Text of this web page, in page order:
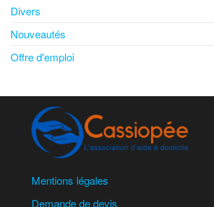
Divers
Nouveautés
Offre d'emploi
Mentions légales
Demande de devis